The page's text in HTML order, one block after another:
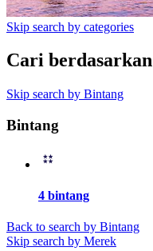
Skip search by categories
Cari berdasarkan
Skip search by Bintang
Bintang
4 bintang
Back to search by Bintang
Skip search by Merek